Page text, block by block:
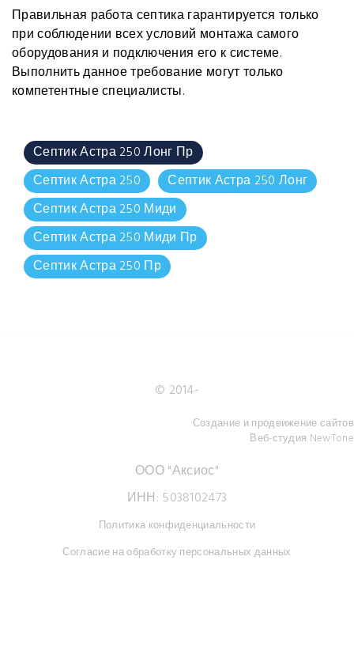
Правильная работа септика гарантируется только
при соблюдении всех условий монтажа самого
оборудования и подключения его к системе.
Выполнить данное требование могут только
компетентные специалисты.
Септик Астра 250 Лонг Пр
Септик Астра 250
Септик Астра 250 Лонг
Септик Астра 250 Миди
Септик Астра 250 Миди Пр
Септик Астра 250 Пр
© 2014-
Создание и продвижение сайтов
Веб-студия NewTone
ООО "Аксиос"
ИНН: 5038102473
Политика конфиденциальности
Согласие на обработку персональных данных